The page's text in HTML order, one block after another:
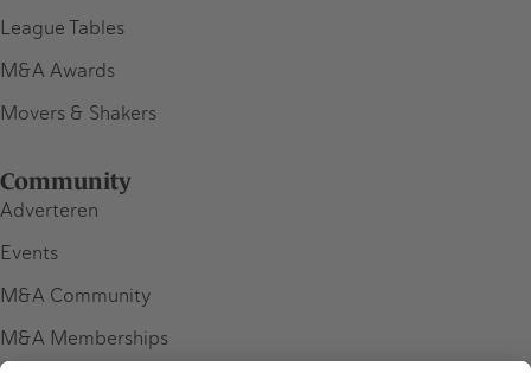
League Tables
M&A Awards
Movers & Shakers
Community
Adverteren
Events
M&A Community
M&A Memberships